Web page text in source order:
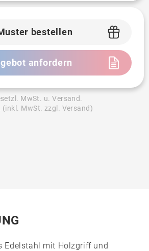
bestellen
anfordern
MwSt. u. Versand.
(inkl. MwSt. zzgl. Versand)
Edelstahl mit Holzgriff und